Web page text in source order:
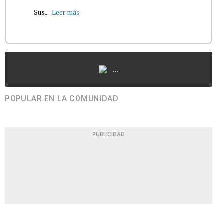
Sus... Leer más
...
POPULAR EN LA COMUNIDAD
PUBLICIDAD